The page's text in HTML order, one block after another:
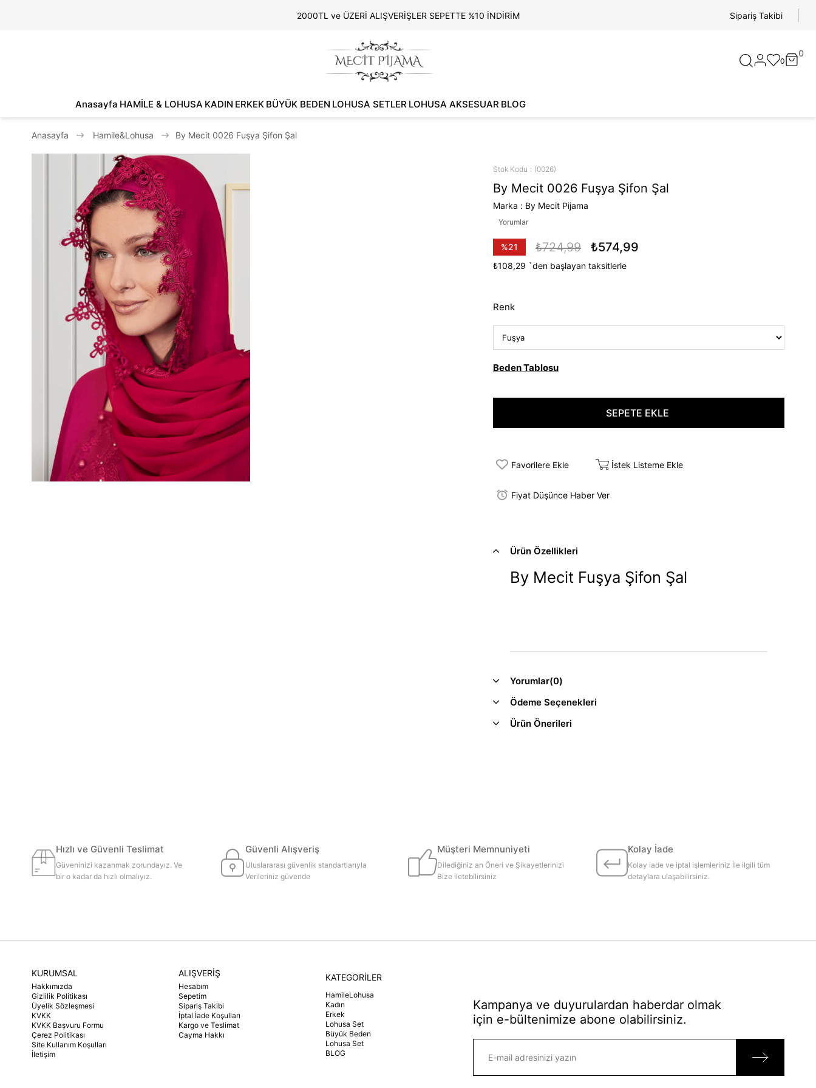
2000TL ve ÜZERİ ALIŞVERİŞLER SEPETTE %10 İNDİRİM Sipariş Takibi
0
0
Anasayfa HAMİLE & LOHUSA KADIN ERKEK BÜYÜK BEDEN LOHUSA SETLER LOHUSA AKSESUAR BLOG
Anasayfa Hamile&Lohusa By Mecit 0026 Fuşya Şifon Şal
Stok Kodu (0026)
By Mecit 0026 Fuşya Şifon Şal
Marka : By Mecit Pijama
Yorumlar
%21
İndirim
₺724,99 ₺574,99
₺108,29 `den başlayan taksitlerle
Renk
Beden Tablosu
Favorilere Ekle İstek Listeme Ekle
Fiyat Düşünce Haber Ver
Ürün Özellikleri
By Mecit Fuşya Şifon Şal
Yorumlar(0)
Ödeme Seçenekleri
Ürün Önerileri
Hızlı ve Güvenli Teslimat
Güveninizi kazanmak zorundayız. Ve
bir o kadar da hızlı olmalıyız.
Güvenli Alışveriş
Uluslararası güvenlik standartlarıyla
Verileriniz güvende
Müşteri Memnuniyeti
Dilediğiniz an Öneri ve Şikayetlerinizi
Bize iletebilirsiniz
Kolay İade
Kolay iade ve iptal işlemleriniz İle ilgili tüm
detaylara ulaşabilirsiniz.
KURUMSAL
Hakkımızda
Gizlilik Politikası
Üyelik Sözleşmesi
KVKK
KVKK Başvuru Formu
Çerez Politikası
Site Kullanım Koşulları
İletişim
ALIŞVERİŞ
Hesabım
Sepetim
Sipariş Takibi
İptal İade Koşulları
Kargo ve Teslimat
Cayma Hakkı
KATEGORİLER
HamileLohusa
Kadın
Erkek
Lohusa Set
Büyük Beden
Lohusa Set
BLOG
Kampanya ve duyurulardan haberdar olmak
için e-bültenimize abone olabilirsiniz.